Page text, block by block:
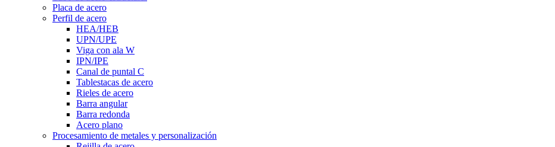
Placa de acero
Perfil de acero
HEA/HEB
UPN/UPE
Viga con ala W
IPN/IPE
Canal de puntal C
Tablestacas de acero
Rieles de acero
Barra angular
Barra redonda
Acero plano
Procesamiento de metales y personalización